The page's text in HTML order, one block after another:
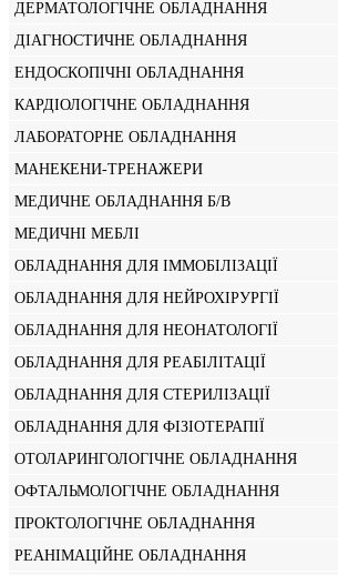
ДЕРМАТОЛОГІЧНЕ ОБЛАДНАННЯ
ДІАГНОСТИЧНЕ ОБЛАДНАННЯ
ЕНДОСКОПІЧНІ ОБЛАДНАННЯ
КАРДІОЛОГІЧНЕ ОБЛАДНАННЯ
ЛАБОРАТОРНЕ ОБЛАДНАННЯ
МАНЕКЕНИ-ТРЕНАЖЕРИ
МЕДИЧНЕ ОБЛАДНАННЯ Б/В
МЕДИЧНІ МЕБЛІ
ОБЛАДНАННЯ ДЛЯ ІММОБІЛІЗАЦІЇ
ОБЛАДНАННЯ ДЛЯ НЕЙРОХІРУРГІЇ
ОБЛАДНАННЯ ДЛЯ НЕОНАТОЛОГІЇ
ОБЛАДНАННЯ ДЛЯ РЕАБІЛІТАЦІЇ
ОБЛАДНАННЯ ДЛЯ СТЕРИЛІЗАЦІЇ
ОБЛАДНАННЯ ДЛЯ ФІЗІОТЕРАПІЇ
ОТОЛАРИНГОЛОГІЧНЕ ОБЛАДНАННЯ
ОФТАЛЬМОЛОГІЧНЕ ОБЛАДНАННЯ
ПРОКТОЛОГІЧНЕ ОБЛАДНАННЯ
РЕАНІМАЦІЙНЕ ОБЛАДНАННЯ